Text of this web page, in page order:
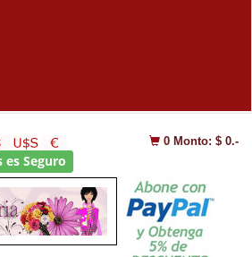
0 Monto: $ 0.-
Seguro